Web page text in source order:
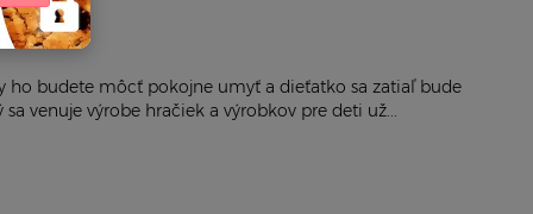
ho budete môcť pokojne umyť a dieťatko sa zatiaľ bude
venuje výrobe hračiek a výrobkov pre deti už...